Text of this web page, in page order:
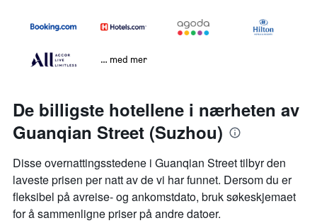
… med mer
De billigste hotellene i nærheten av
Guanqian Street (Suzhou)
Disse overnattingsstedene i Guanqian Street tilbyr den
laveste prisen per natt av de vi har funnet. Dersom du er
fleksibel på avreise- og ankomstdato, bruk søkeskjemaet
for å sammenligne priser på andre datoer.